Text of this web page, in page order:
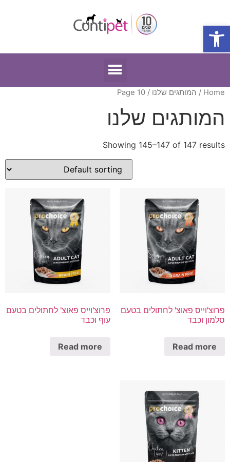
פתח סרגל נגישות
Home
/ המותגים שלנו / Page 10
המותגים שלנו
Showing 145–147 of 147 results
פרוצ'וייס פאוצ' לחתולים בטעם
סלמון וכבד
Read more
פרוצ'וייס פאוצ' לחתולים בטעם
עוף וכבד
Read more